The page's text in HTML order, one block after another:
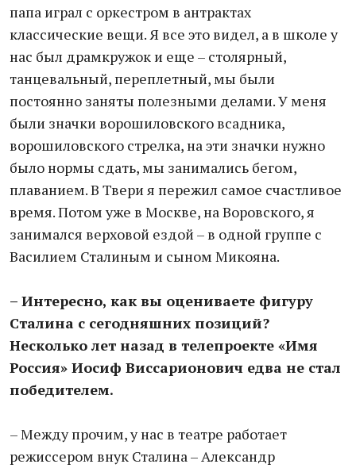
папа играл с оркестром в антрактах
классические вещи. Я все это видел, а в школе у
нас был драмкружок и еще – столярный,
танцевальный, переплетный, мы были
постоянно заняты полезными делами. У меня
были значки ворошиловского всадника,
ворошиловского стрелка, на эти значки нужно
было нормы сдать, мы занимались бегом,
плаванием. В Твери я пережил самое счастливое
время. Потом уже в Москве, на Воровского, я
занимался верховой ездой – в одной группе с
Василием Сталиным и сыном Микояна.
– Интересно, как вы оцениваете фигуру
Сталина с сегодняшних позиций?
Несколько лет назад в телепроекте «Имя
Россия» Иосиф Виссарионович едва не стал
победителем.
– Между прочим, у нас в театре работает
режиссером внук Сталина – Александр